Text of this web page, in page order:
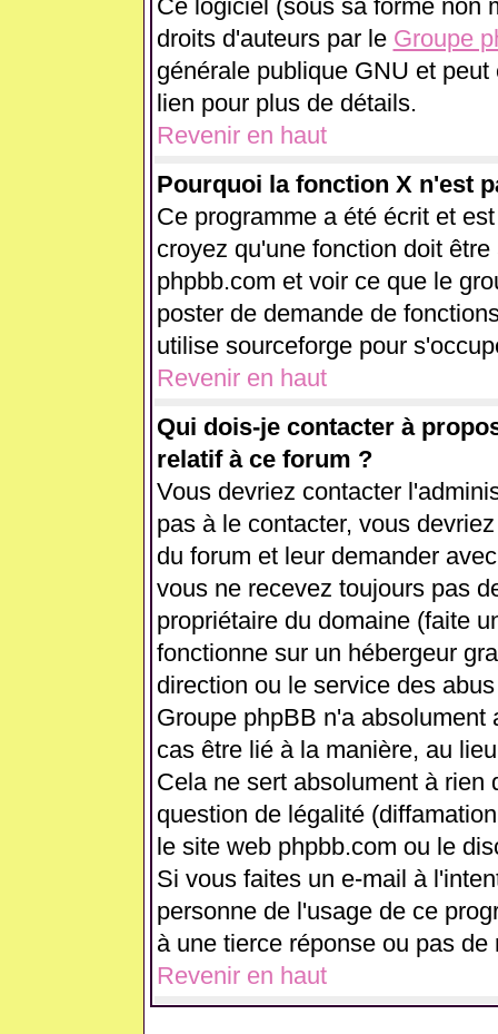
Ce logiciel (sous sa forme non
droits d'auteurs par le Groupe
générale publique GNU et
lien pour plus de détails.
Revenir en haut
Pourquoi la fonction X n'est
Ce programme a été écrit et
croyez qu'une fonction doit
phpbb.com et voir ce que le
poster de demande de
utilise sourceforge pour
Revenir en haut
Qui dois-je contacter à
relatif à ce forum ?
Vous devriez contacter
pas à le contacter, vous
du forum et leur demander
vous ne recevez toujours pas
propriétaire du domaine (faite
fonctionne sur un hébergeur
direction ou le service des
Groupe phpBB n'a
cas être lié à la manière, au
Cela ne sert absolument à rien
question de légalité
le site web phpbb.com ou le
Si vous faites un e-mail à
personne de l'usage de ce
à une tierce réponse ou pas de
Revenir en haut